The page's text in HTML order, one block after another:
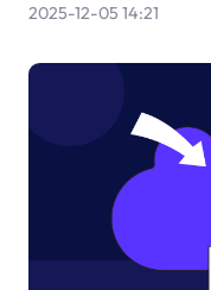
2025-12-05 14:21